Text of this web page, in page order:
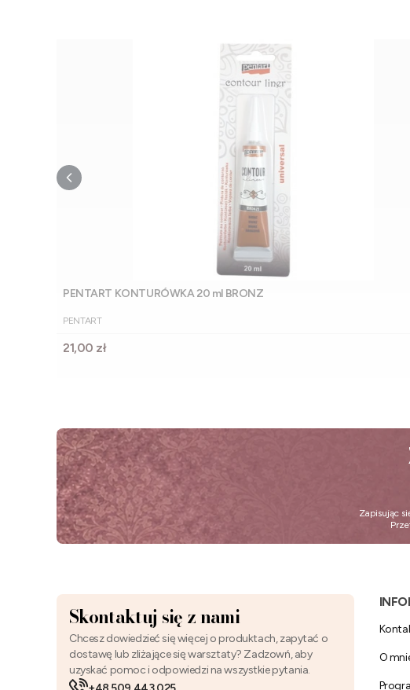
PENTART KONTURÓWKA 20 ml BRONZ
PRODUCENT
PENTART
Cena
21,00 zł
Zapisując
Skontaktuj się z nami
Chcesz dowiedzieć się więcej o produktach, zapytać o
dostawę lub zliżające się warsztaty? Zadzowń, aby
uzyskać pomoc i odpowiedzi na wszystkie pytania.
O